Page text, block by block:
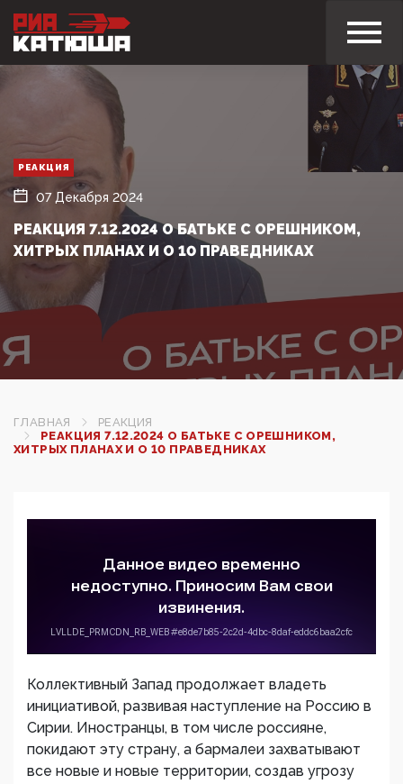
РЕАКЦИЯ
07 Декабря 2024
РЕАКЦИЯ 7.12.2024 О БАТЬКЕ С ОРЕШНИКОМ,
ХИТРЫХ ПЛАНАХ И О 10 ПРАВЕДНИКАХ
ГЛАВНАЯ
РЕАКЦИЯ
РЕАКЦИЯ 7.12.2024 О БАТЬКЕ С ОРЕШНИКОМ,
ХИТРЫХ ПЛАНАХ И О 10 ПРАВЕДНИКАХ
Коллективный Запад продолжает владеть
инициативой, развивая наступление на Россию в
Сирии. Иностранцы, в том числе россияне,
покидают эту страну, а бармалеи захватывают
все новые и новые территории, создав угрозу